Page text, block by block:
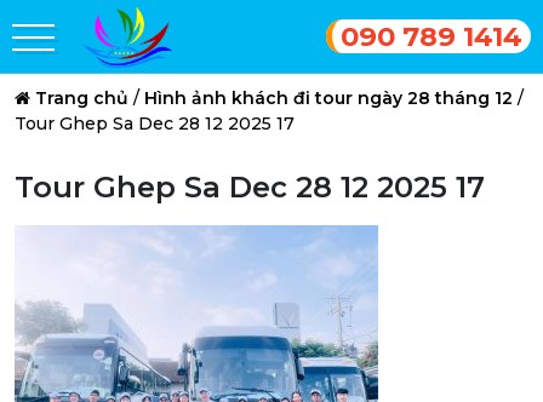
090 789 1414
Trang chủ / Hình ảnh khách đi tour ngày 28 tháng 12 /
Tour Ghep Sa Dec 28 12 2025 17
Tour Ghep Sa Dec 28 12 2025 17